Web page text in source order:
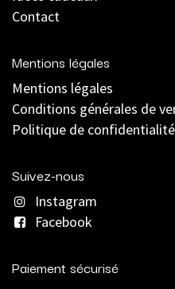
Contact
Mentions légales
Mentions légales
Conditions générales de
Politique de confidentialité
Suivez-nous
Instagram
Facebook
Paiement sécurisé